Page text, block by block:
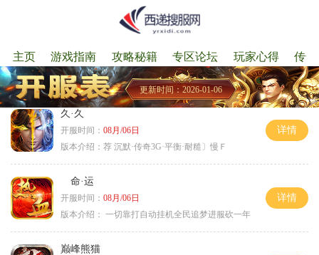
主页 游戏指南 攻略秘籍 专区论坛 玩家心得 传
更新时间：2026-01-06
久·久
开服时间： 08月/06日
版本介绍： 荐 沉默·传奇3G·平衡·耐糙〕慢Ｆ
详情
命·运
开服时间： 08月/06日
版本介绍： 一切靠打自动挂机全民追梦进服砍一年
详情
巅峰熊猫